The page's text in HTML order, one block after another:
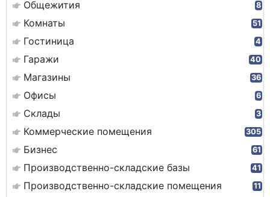
Общежития 8
Комнаты 51
Гостиница 4
Гаражи 40
Магазины 36
Офисы 6
Склады 3
Коммерческие помещения 305
Бизнес 61
Производственно-складские базы 41
Производственно-складские помещения 11